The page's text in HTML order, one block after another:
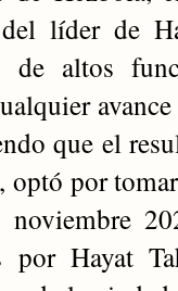
líder de
de altos
que el
optó por
por Hayat